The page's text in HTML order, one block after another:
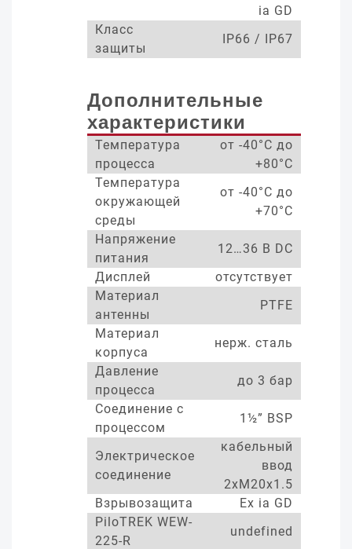
ia GD
Класс
защиты
IP66 / IP67
Дополнительные
характеристики
Температура
процесса
от -40°С до
+80°С
Температура
окружающей
среды
от -40°С до
+70°С
Напряжение
питания
12…36 В DC
Дисплей
отсутствует
Материал
антенны
PTFE
Материал
корпуса
нерж. сталь
Давление
процесса
до 3 бар
Соединение с
процессом
1½” BSP
Электрическое
соединение
кабельный
ввод
2xM20x1.5
Взрывозащита
Ex ia GD
PiloTREK WEW-
225-R
undefined